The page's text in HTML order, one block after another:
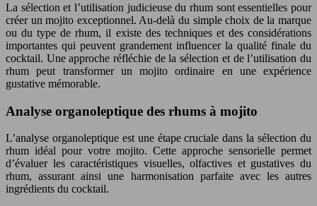
La sélection et l’utilisation judicieuse du rhum sont essentielles pour
créer un mojito exceptionnel. Au-delà du simple choix de la marque
ou du type de rhum, il existe des techniques et des considérations
importantes qui peuvent grandement influencer la qualité finale du
cocktail. Une approche réfléchie de la sélection et de l’utilisation du
rhum peut transformer un mojito ordinaire en une expérience
gustative mémorable.
Analyse organoleptique des rhums à mojito
L’analyse organoleptique est une étape cruciale dans la sélection du
rhum idéal pour votre mojito. Cette approche sensorielle permet
d’évaluer les caractéristiques visuelles, olfactives et gustatives du
rhum, assurant ainsi une harmonisation parfaite avec les autres
ingrédients du cocktail.